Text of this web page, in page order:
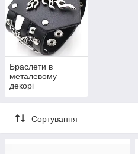
Браслети в
металевому
декорі
Сортування